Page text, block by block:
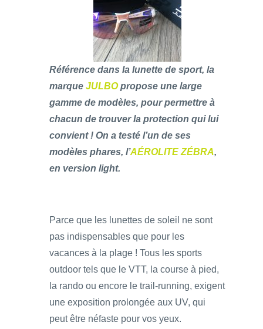
Référence dans la lunette de sport, la
marque JULBOpropose une large
gamme de modèles, pour permettre à
chacun de trouver la protection qui lui
convient ! On a testé l’un de ses
modèles phares, l’AÉROLITE ZÉBRA,
en version light.
Parce que les lunettes de soleil ne sont
pas indispensables que pour les
vacances à la plage ! Tous les sports
outdoor tels que le VTT, la course à pied,
la rando ou encore le trail-running, exigent
une exposition prolongée aux UV, qui
peut être néfaste pour vos yeux.